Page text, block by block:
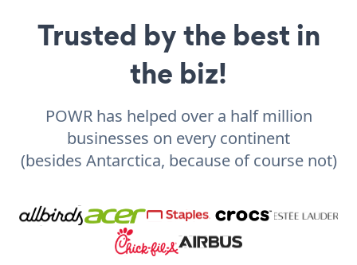
Trusted by the best in
the biz!
POWR has helped over a half million
businesses on every continent
(besides Antarctica, because of course not)